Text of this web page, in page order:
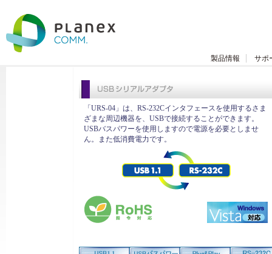
製品情報 サポ
「URS-04」は、RS-232Cインタフェースを使用するさま
ざまな周辺機器を、USBで接続することができます。
USBバスパワーを使用しますので電源を必要としませ
ん。また低消費電力です。